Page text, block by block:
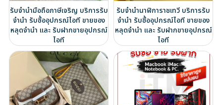
รับจำนำมือถือภาษีเจริญ บริการรับ
จำนำ รับซื้ออุปกรณ์ไอที ขายของ
หลุดจำนำ และ รับฝากขายอุปกรณ์
ไอที
รับจำนำนาฬิการาชเทวี บริการรับ
จำนำ รับซื้ออุปกรณ์ไอที ขายของ
หลุดจำนำ และ รับฝากขายอุปกรณ์
ไอที